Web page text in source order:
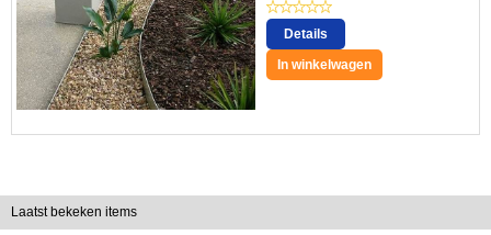
Details
In winkelwagen
Laatst bekeken items